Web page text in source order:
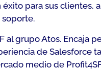
para sus clientes,
al grupo Atos. Encaja
de Salesforce
medio de